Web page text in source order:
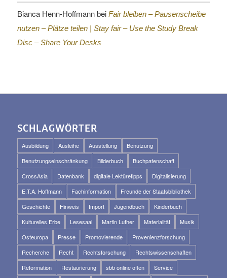
Bianca Henn-Hoffmannbei Fair bleiben – Pausenscheibe
nutzen – Plätze teilen | Stay fair – Use the Study Break
Disc – Share Your Desks
SCHLAGWÖRTER
Ausbildung Ausleihe Ausstellung
Benutzung
Benutzungseinschränkung
Bilderbuch
Buchpatenschaft
CrossAsia
Datenbank digitale Lektüretipps
Digitalisierung
E.T.A. Hoffmann
Fachinformation
Freunde der Staatsbibliothek
Geschichte
Hinweis Import Jugendbuch
Kinderbuch
Kulturelles Erbe
Lesesaal Martin Luther Materialität
Musik
Osteuropa
Presse Promovierende
Provenienzforschung
Recherche
Recht Rechtsforschung
Rechtswissenschaften
Reformation
Restaurierung sbb online offen
Service